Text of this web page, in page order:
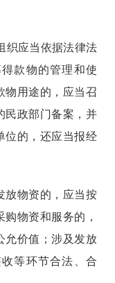
织应当依据法律法
款物的管理和使
物用途的，应当召
民政部门备案，并
位的，还应当报经
放物资的，应当按
物资和服务的，
允价值；涉及发放
等环节合法、合